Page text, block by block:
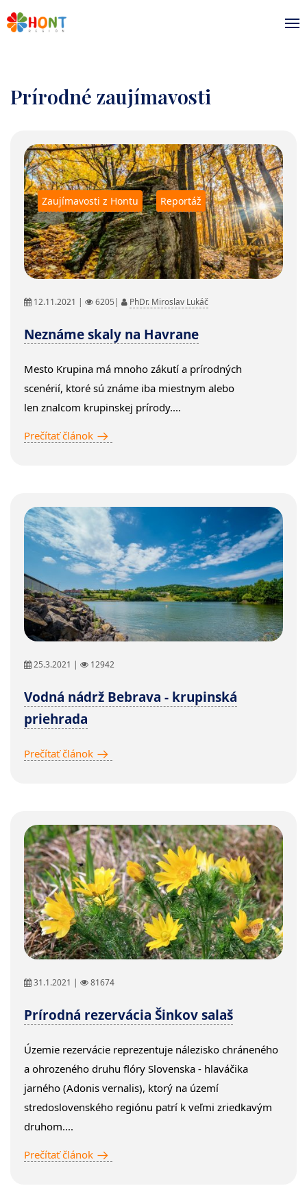
Prírodné zaujímavosti
Zaujímavosti z Hontu Reportáž
12.11.2021 | 6205| PhDr. Miroslav Lukáč
Neznáme skaly na Havrane
Mesto Krupina má mnoho zákutí a prírodných
scenérií, ktoré sú známe iba miestnym alebo
len znalcom krupinskej prírody....
Prečítať článok
25.3.2021 | 12942
Vodná nádrž Bebrava - krupinská
priehrada
Prečítať článok
31.1.2021 | 81674
Prírodná rezervácia Šinkov salaš
Územie rezervácie reprezentuje nálezisko chráneného
a ohrozeného druhu flóry Slovenska - hlaváčika
jarného (Adonis vernalis), ktorý na území
stredoslovenského regiónu patrí k veľmi zriedkavým
druhom....
Prečítať článok